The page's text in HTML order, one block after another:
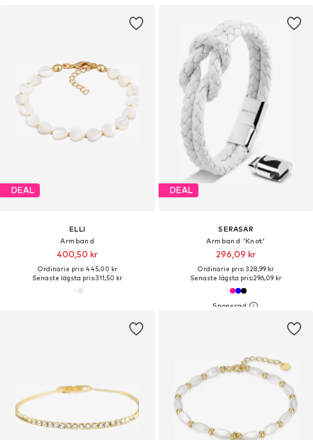
DEAL
ELLI
Armband
400,50 kr
Ordinarie pris: 445,00 kr
Senaste lägsta pris:311,50 kr
DEAL
SERASAR
Armband 'Knot'
296,09 kr
Ordinarie pris: 328,99 kr
Senaste lägsta pris:296,09 kr